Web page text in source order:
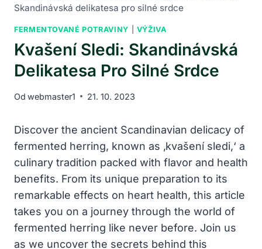
Skandinávská delikatesa pro silné srdce
FERMENTOVANÉ POTRAVINY VÝŽIVA
Kvašení Sledi: Skandinávská
Delikatesa Pro Silné Srdce
Od webmaster1 21. 10. 2023
Discover the ancient Scandinavian delicacy of
fermented herring, known as ‚kvašení sledi,‘ a
culinary tradition packed with flavor and health
benefits. From its unique preparation to its
remarkable effects on heart health, this article
takes you on a journey through the world of
fermented herring like never before. Join us
as we uncover the secrets behind this